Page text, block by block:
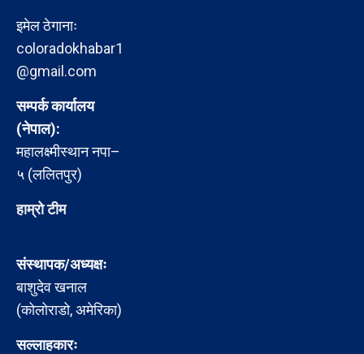
इमेल ठेगानाः
coloradokhabar1
@gmail.com
सम्पर्क कार्यालय
(नेपाल):
महालक्ष्मीस्थान नपा–
५ (ललितपुर)
हाम्रो टीम
संस्थापक/अध्यक्षः
बाशुदेव खनाल
(कोलोराडो, अमेरिका)
सल्लाहकारः